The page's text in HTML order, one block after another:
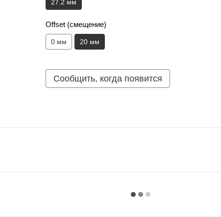
27.2 мм
Offset (смещение)
0 мм 20 мм
Сообщить, когда появится